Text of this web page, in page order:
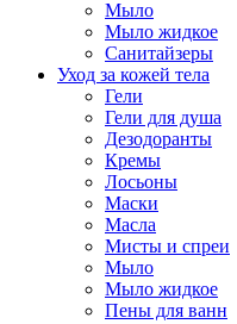
Мыло
Мыло жидкое
Санитайзеры
Уход за кожей тела
Гели
Гели для душа
Дезодоранты
Кремы
Лосьоны
Маски
Масла
Мисты и спреи
Мыло
Мыло жидкое
Пены для ванн